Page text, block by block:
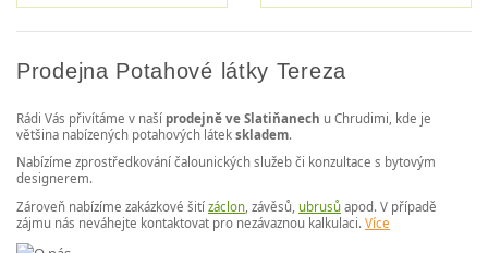
Prodejna Potahové látky Tereza
Rádi Vás přivítáme v naší prodejně ve Slatiňanech u Chrudimi, kde je
většina nabízených potahových látek skladem.
Nabízíme zprostředkování čalounických služeb či konzultace s bytovým
designerem.
Zároveň nabízíme zakázkové šití záclon, závěsů, ubrusů apod. V případě
zájmu nás neváhejte kontaktovat pro nezávaznou kalkulaci. Více